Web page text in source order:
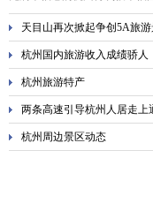
天目山再次掀起争创5A旅
杭州国内旅游收入成绩骄人
杭州旅游特产
两条高速引导杭州人居走上
杭州周边景区动态